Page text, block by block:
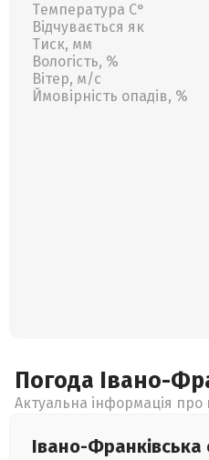
Температура С°
Відчувається як
Тиск, мм
Вологість, %
Вітер, м/с
Ймовірність опадів, %
Погода Івано-
Актуальна інформація про
Івано-Франківська